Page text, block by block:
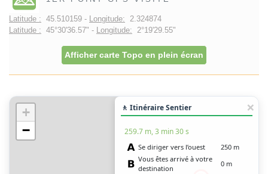
Latitude : 45.510159 - Longitude: 2.324874
Latitude : 45°30'36.57" - Longitude: 2°19'29.55"
Afficher carte Topo en plein écran
+
−
🚶 Itinéraire Sentier
259.7 m, 3 min 30 s
Se diriger vers l’ouest
250 m
Vous êtes arrivé à votre
destination
0 m